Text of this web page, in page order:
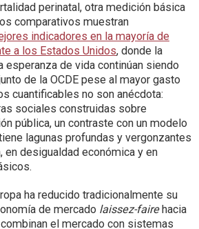
perinatal, otra medición básica
comparativos muestran
indicadores en la mayoría de
a los Estados Unidos, donde la
esperanza de vida continúan siendo
de la OCDE pese al mayor gasto
cuantificables no son anécdota:
sociales construidas sobre
pública, un contraste con un modelo
lagunas profundas y vergonzantes
en desigualdad económica y en
ha reducido tradicionalmente su
de mercado laissez-fairehacia
el mercado con sistemas